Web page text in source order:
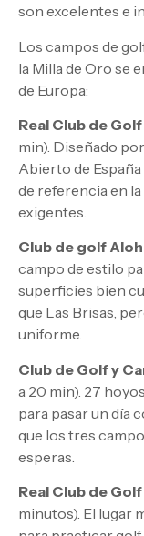
son excelentes e
Los campos de
la Milla de Oro se
de Europa:
Real Club de
min). Diseñado
Abierto de
de referencia en
exigentes.
Club de golf
campo de estilo
superficies bien
que Las Brisas,
uniforme.
Club de Golf y
a 20 min). 27
para pasar un día
que los tres
esperas.
Real Club de
minutos). El lugar